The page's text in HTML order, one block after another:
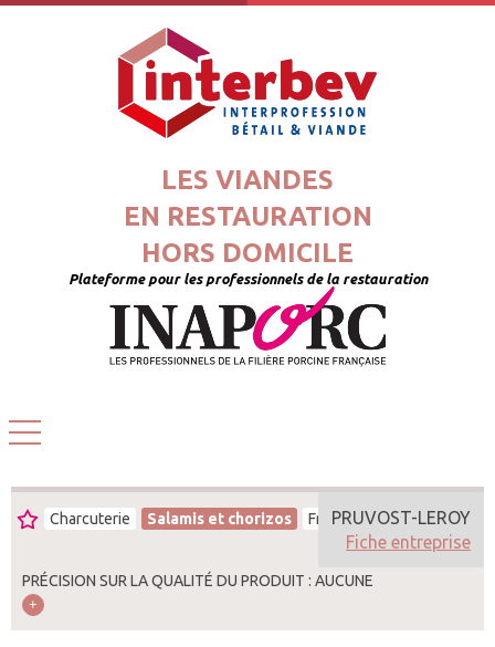
LES VIANDES
EN RESTAURATION
HORS DOMICILE
Plateforme pour les professionnels de la restauration
Charcuterie Salamis et chorizos France
PRÉCISION SUR LA QUALITÉ DU PRODUIT : AUCUNE
PRUVOST-LEROY
Fiche entreprise